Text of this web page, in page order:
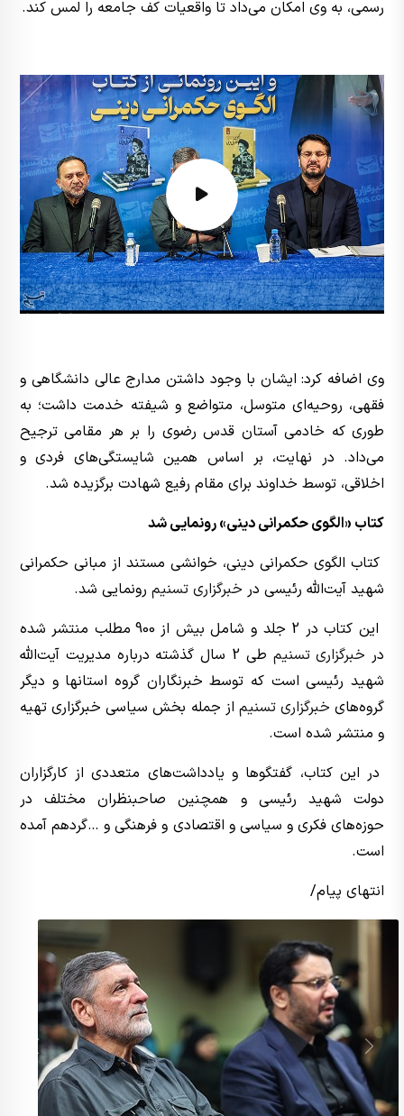
رسمی، به وی امکان می‌داد تا واقعیات کف جامعه را لمس کند.
وی اضافه کرد: ایشان با وجود داشتن مدارج عالی دانشگاهی و
فقهی، روحیه‌ای متوسل، متواضع و شیفته خدمت داشت؛ به
طوری که خادمی آستان قدس رضوی را بر هر مقامی ترجیح
می‌داد. در نهایت، بر اساس همین شایستگی‌های فردی و
اخلاقی، توسط خداوند برای مقام رفیع شهادت برگزیده شد.
کتاب «الگوی حکمرانی دینی» رونمایی شد
کتاب الگوی حکمرانی دینی، خوانشی مستند از مبانی حکمرانی
شهید آیت‌الله رئیسی در خبرگزاری تسنیمرونمایی شد.
این‌ کتاب در 2 جلد و شامل بیش از 900 مطلب منتشر شده
در خبرگزاری تسنیم
طی 2 سال گذشته درباره مدیریت آیت‌الله
شهید رئیسی است که توسط خبرنگاران گروه استانها و دیگر
گروه‌های خبرگزاری تسنیم از جمله بخش سیاسی خبرگزاری تهیه
و منتشر شده است.
در این کتاب، گفتگوها و یادداشت‌های متعددی از کارگزاران
دولت شهید رئیسی و همچنین صاحبنظران مختلف در
حوزه‌های فکری و سیاسی و اقتصادی و فرهنگی و …گردهم آمده
است.
انتهای پیام/